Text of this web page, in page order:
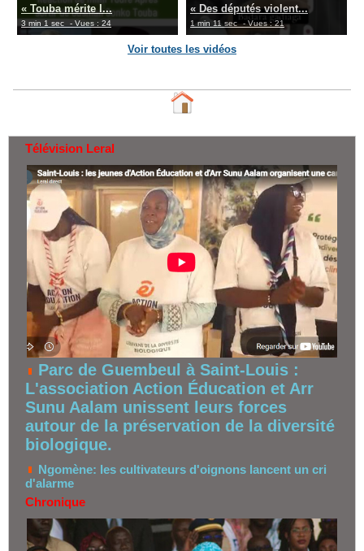
« Touba mérite l...
3 min 1 sec - Vues : 24
« Des députés violent...
1 min 11 sec - Vues : 21
Voir toutes les vidéos
Télévision Leral
Parc de Guembeul à Saint-Louis :
L'association Action Éducation et Arr
Sunu Aalam unissent leurs forces
autour de la préservation de la diversité
biologique.
Ngomène: les cultivateurs d'oignons lancent un cri
d'alarme
Chronique